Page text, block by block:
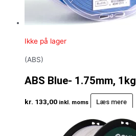
Ikke på lager
(ABS)
ABS Blue- 1.75mm, 1kg
kr. 133,00 inkl. moms Læs mere